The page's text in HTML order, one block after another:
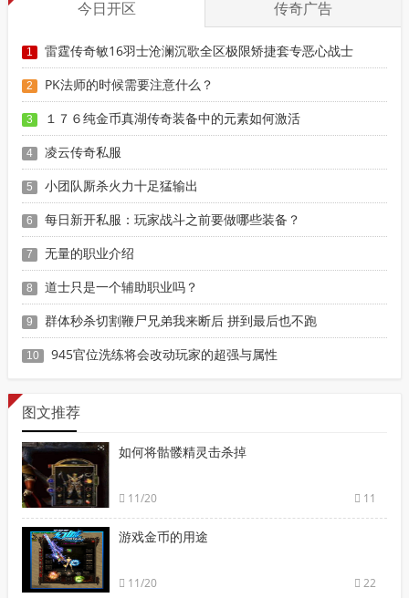
今日开区 传奇广告
1 雷霆传奇敏16羽士沧澜沉歌全区极限矫捷套专恶心战士
2 PK法师的时候需要注意什么？
3 １７６纯金币真湖传奇装备中的元素如何激活
4 凌云传奇私服
5 小团队厮杀火力十足猛输出
6 每日新开私服：玩家战斗之前要做哪些装备？
7 无量的职业介绍
8 道士只是一个辅助职业吗？
9 群体秒杀切割鞭尸兄弟我来断后 拼到最后也不跑
10 945官位洗练将会改动玩家的超强与属性
图文推荐
如何将骷髅精灵击杀掉
11/20 11
游戏金币的用途
11/20 22